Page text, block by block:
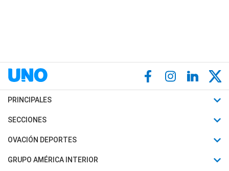
PRINCIPALES
Últimas Noticias
Política
SECCIONES
Horóscopo
Motores
OVACIÓN DEPORTES
Fútbol
GRUPO AMÉRICA INTERIOR